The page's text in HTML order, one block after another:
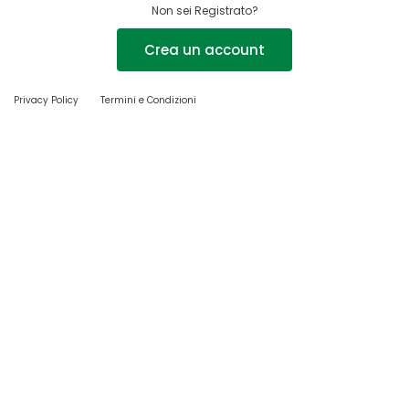
Non sei Registrato?
Crea un account
Privacy Policy Termini e Condizioni